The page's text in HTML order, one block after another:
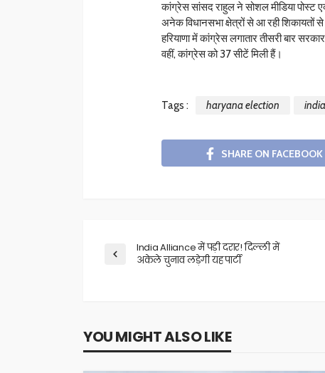
कांग्रेस सांसद राहुल ने सोशल मीडिया पोस्ट
अनेक विधानसभा क्षेत्रों से आ रही शिकायतों
हरियाणा में कांग्रेस लगातार तीसरी बार
वहीं, कांग्रेस को 37 सीटें मिली हैं।
Tags : haryana election
SHARE ON FACEBOOK
India Alliance में पड़ी दरार! दिल्ली में
अकेले चुनाव लड़ेगी यह पार्टी
YOU MIGHT ALSO LIKE